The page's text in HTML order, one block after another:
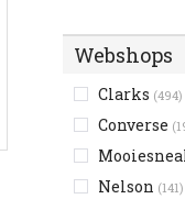
Webshops
Clarks (494)
Converse
Nelson (141)